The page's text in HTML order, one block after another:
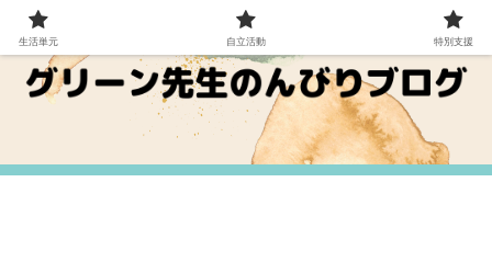
生活単元 自立活動 特別支援